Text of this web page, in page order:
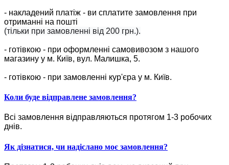
- накладений платіж - ви сплатите замовлення при
отриманні на пошті
(тільки при замовленні від 200 грн.).
- готівкою - при оформленні самовивозом з нашого
магазину у м. Київ, вул. Малишка, 5.
- готівкою - при замовленні кур'єра у м. Київ.
Коли буде відправлене замовлення?
Всі замовлення відправляються протягом 1-3 робочих
днів.
Як дізнатися, чи надіслано моє замовлення?